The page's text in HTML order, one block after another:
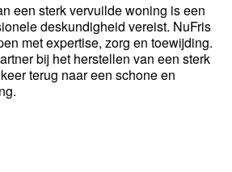
een sterk vervuilde woning is een
deskundigheid vereist. NuFris
met expertise, zorg en toewijding.
bij het herstellen van een sterk
terug naar een schone en